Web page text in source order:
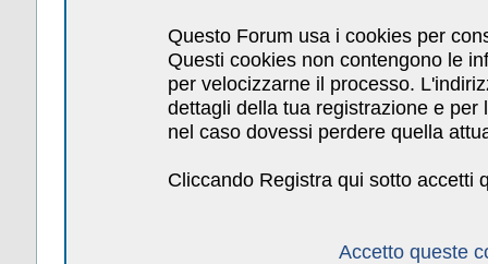
Questo Forum usa i cookies per
Questi cookies non contengono le
per velocizzarne il processo.
dettagli della tua registrazione e
nel caso dovessi perdere quella
Cliccando Registra qui sotto accetti
Accetto queste